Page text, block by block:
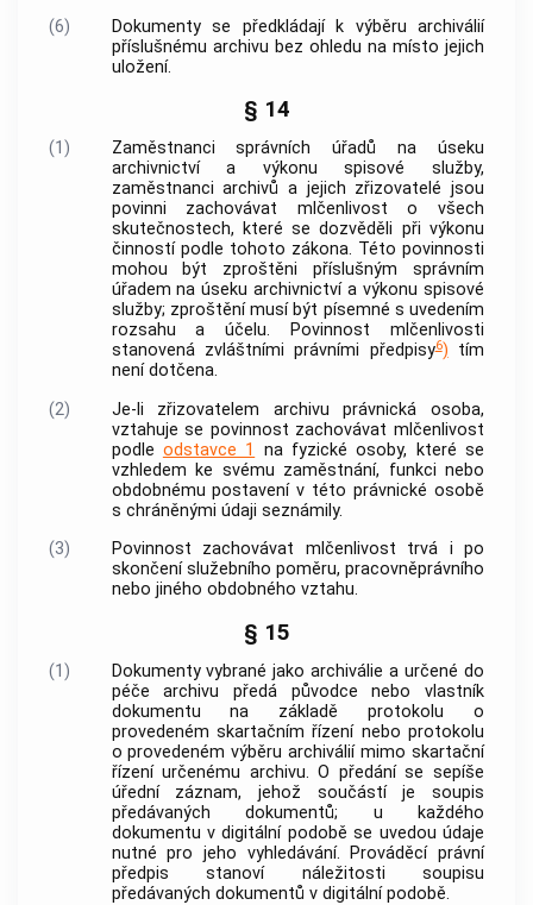
(6)
Dokumentyse předkládají k výběru archiválií
příslušnému archivu bez ohledu na místo jejich
uložení.
§ 14
(1) Zaměstnanci správních úřadů na úseku
archivnictvía výkonu spisové služby,
zaměstnanci archivů a jejich zřizovatelé jsou
povinni zachovávat mlčenlivost o všech
skutečnostech, které se dozvěděli při výkonu
činností podle tohoto zákona. Této povinnosti
mohou být zproštěni příslušným správním
úřadem na úsekuarchivnictvíavýkonu spisové
služby; zproštění musí být písemné s uvedením
rozsahu a účelu. Povinnost mlčenlivosti
stanovená zvláštními právními předpisy6) tím
není dotčena.
(2)
Je-li zřizovatelem archivu právnická osoba,
vztahuje se povinnost zachovávat mlčenlivost
podle odstavce 1
na fyzické osoby, které se
vzhledem ke svému zaměstnání, funkci nebo
obdobnému postavení v této právnické osobě
s chráněnými údaji seznámily.
(3)
Povinnost zachovávat mlčenlivost trvá i po
skončení služebního poměru, pracovněprávního
nebo jiného obdobného vztahu.
§ 15
(1) Dokumentyvybrané jakoarchiválie a určené do
péčearchivu předá původce nebo vlastník
dokumentu na základě protokolu o
provedeném skartačním řízení nebo protokolu
o provedenémvýběru archiváliímimo skartační
řízení určenému archivu. O předání se sepíše
úřední záznam, jehož součástí je soupis
předávaných dokumentů; u každého
dokumentu v digitální podobě se uvedou údaje
nutné pro jeho vyhledávání. Prováděcí právní
předpis stanoví náležitosti soupisu
předávaných dokumentů v digitální podobě.